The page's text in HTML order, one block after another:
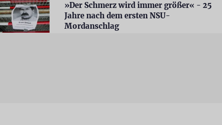
»Der Schmerz wird immer größer« - 25
Jahre nach dem ersten NSU-
Mordanschlag